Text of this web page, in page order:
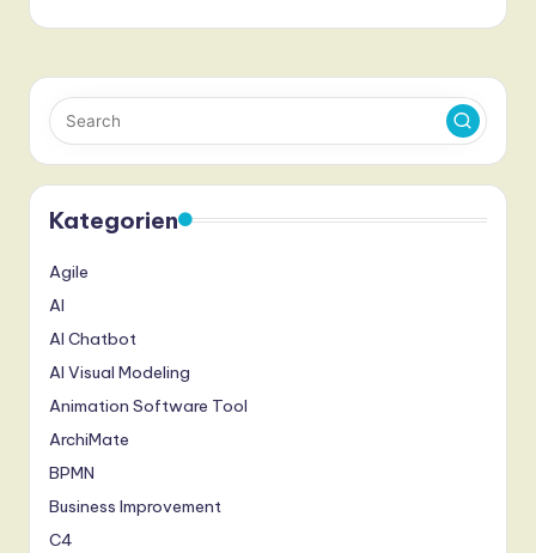
Kategorien
Agile
AI
AI Chatbot
AI Visual Modeling
Animation Software Tool
ArchiMate
BPMN
Business Improvement
C4